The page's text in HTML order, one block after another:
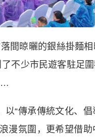
晾曬的銀絲掛麵相
不少市民遊客駐足
“傳承傳統文化、倡
漫氛圍，更希望借